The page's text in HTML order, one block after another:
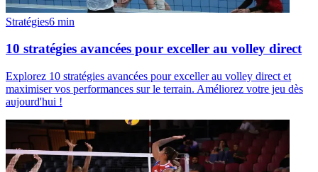
Stratégies6 min
10 stratégies avancées pour exceller au volley direct
Explorez 10 stratégies avancées pour exceller au volley direct et
maximiser vos performances sur le terrain. Améliorez votre jeu dès
aujourd'hui !